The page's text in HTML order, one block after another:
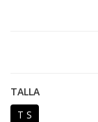
TALLA
T S